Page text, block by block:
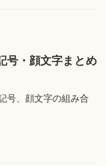
号・顔文字まとめ
号、顔文字の組み合